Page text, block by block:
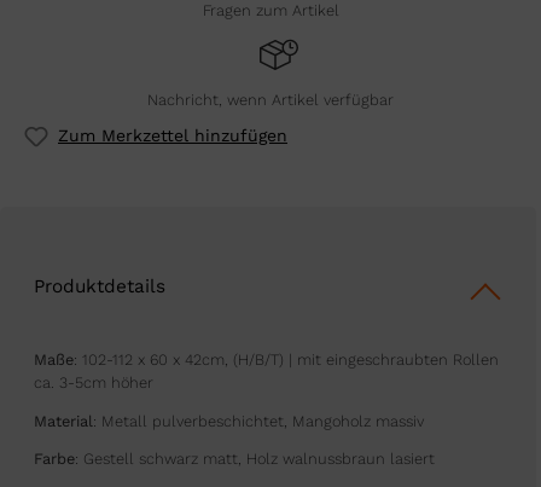
Fragen zum Artikel
Nachricht, wenn Artikel verfügbar
Zum Merkzettel hinzufügen
Produktdetails
Maße: 102-112 x 60 x 42cm, (H/B/T) | mit eingeschraubten Rollen
ca. 3-5cm höher
Material : Metall pulverbeschichtet, Mangoholz massiv
Farbe: Gestell schwarz matt, Holz walnussbraun lasiert